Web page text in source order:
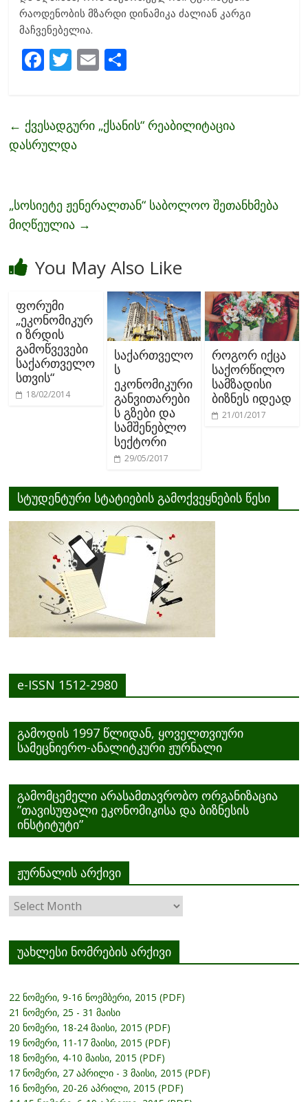
რაოდენობის მზარდი დინამიკა ძალიან კარგი
მაჩვენებელია.
F
b
o
T
er
E
l e
← ქვესადგური „ქსანის“ რეაბილიტაცია
დასრულდა
„სოსიეტე ჟენერალთან“ საბოლოო შეთანხმება
მიღწეულია →
You May Also Like
ფორუმი
„ეკონომიკურ
ი ზრდის
გამოწვევები
საქართველო
სთვის“
18/02/2014
საქართველო
ს
ეკონომიკური
განვითარები
ს გზები და
სამშენებლო
სექტორი
29/05/2017
როგორ იქცა
საქორწილო
სამზადისი
ბიზნეს იდეად
21/01/2017
სტუდენტური სტატიების გამოქვეყნების წესი
e-ISSN 1512-2980
გამოდის 1997 წლიდან, ყოველთვიური
სამეცნიერო-ანალიტკური ჟურნალი
გამომცემელი არასამთავრობო ორგანიზაცია
”თავისუფალი ეკონომიკისა და ბიზნესის
ინსტიტუტი”
ჟურნალის არქივი
ჟურნალის
არქივი
უახლესი ნომრების არქივი
22 ნომერი, 9-16 ნოემბერი, 2015 (PDF)
21 ნომერი, 25 - 31 მაისი
20 ნომერი, 18-24 მაისი, 2015 (PDF)
19 ნომერი, 11-17 მაისი, 2015 (PDF)
18 ნომერი, 4-10 მაისი, 2015 (PDF)
17 ნომერი, 27 აპრილი - 3 მაისი, 2015 (PDF)
16 ნომერი, 20-26 აპრილი, 2015 (PDF)